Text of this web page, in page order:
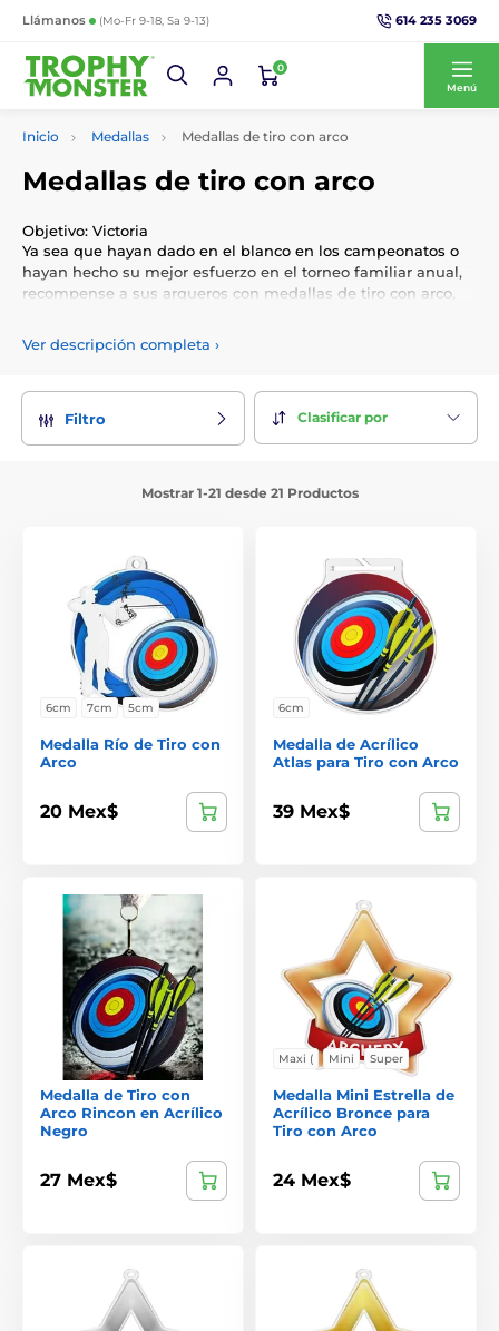
Llámanos (Mo-Fr 9-18, Sa 9-13) 614 235 3069
0
Menú
Inicio Medallas Medallas de tiro con arco
Medallas de tiro con arco
Objetivo: Victoria
Ya sea que hayan dado en el blanco en los campeonatos o
hayan hecho su mejor esfuerzo en el torneo familiar anual,
recompense a sus arqueros con medallas de tiro con arco,
graba tus medallas a medida y añade tu logotipo personal
Ver descripción completa ›
Filtro Clasificar por
Mostrar 1-21 desde 21 Productos
6cm 7cm 5cm
Medalla Río de Tiro con
Arco
20 Mex$
6cm
Medalla de Acrílico
Atlas para Tiro con Arco
39 Mex$
Medalla de Tiro con
Arco Rincon en Acrílico
Negro
27 Mex$
Maxi ( Mini Super
Medalla Mini Estrella de
Acrílico Bronce para
Tiro con Arco
24 Mex$